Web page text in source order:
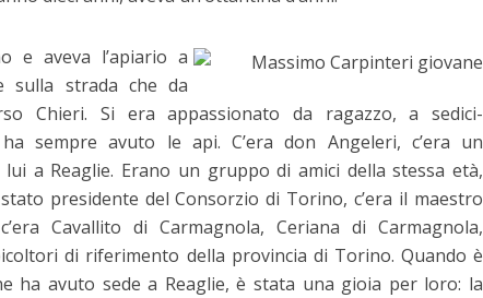
e aveva l’apiario a
sulla strada che da
Chieri. Si era appassionato da ragazzo, a sedici-
sempre avuto le api. C’era don Angeleri, c’era un
a Reaglie. Erano un gruppo di amici della stessa età,
presidente del Consorzio di Torino, c’era il maestro
Cavallito di Carmagnola, Ceriana di Carmagnola,
di riferimento della provincia di Torino. Quando è
ha avuto sede a Reaglie, è stata una gioia per loro: la